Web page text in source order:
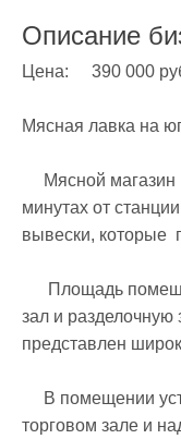
Описание
Цена: 	390 000 руб Окупаемость:	6 мес
Мясная лавка на
минутах от
вывески, которые
зал и разделочную
представлен
торговом зале и